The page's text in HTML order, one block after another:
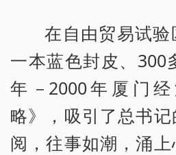
在自由贸易试验
一本蓝色封皮、300
年－2000年厦门
略》，吸引了总书
阅，往事如潮，涌